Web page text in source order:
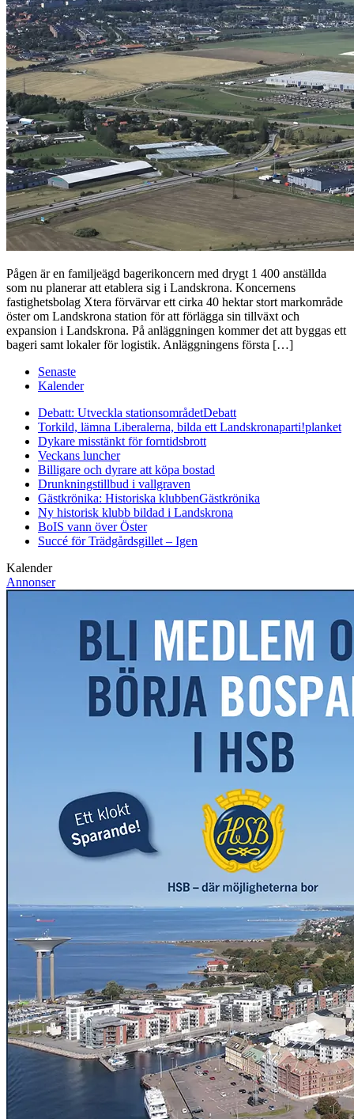
Pågen är en familjeägd bagerikoncern med drygt 1 400 anställda
som nu planerar att etablera sig i Landskrona. Koncernens
fastighetsbolag Xtera förvärvar ett cirka 40 hektar stort markområde
öster om Landskrona station för att förlägga sin tillväxt och
expansion i Landskrona. På anläggningen kommer det att byggas ett
bageri samt lokaler för logistik. Anläggningens första […]
Senaste
Kalender
Debatt: Utveckla stationsområdetDebatt
Torkild, lämna Liberalerna, bilda ett Landskronaparti!planket
Dykare misstänkt för forntidsbrott
Veckans luncher
Billigare och dyrare att köpa bostad
Drunkningstillbud i vallgraven
Gästkrönika: Historiska klubbenGästkrönika
Ny historisk klubb bildad i Landskrona
BoIS vann över Öster
Succé för Trädgårdsgillet – Igen
Kalender
Annonser